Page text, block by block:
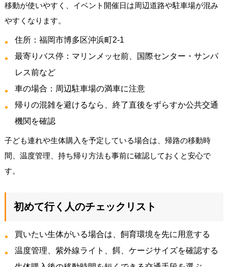
移動が使いやすく、イベント開催日は周辺道路や駐車場が混み
やすくなります。
住所：福岡市博多区沖浜町2-1
最寄りバス停：マリンメッセ前、国際センター・サンパ
レス前など
車の場合：周辺駐車場の満車に注意
帰りの混雑を避けるなら、終了直後をずらすか公共交通
機関を確認
子ども連れや生体購入を予定している場合は、帰路の移動時
間、温度管理、持ち帰り方法も事前に確認しておくと安心で
す。
初めて行く人のチェックリスト
買いたい生体がいる場合は、飼育環境を先に用意する
温度管理、紫外線ライト、餌、ケージサイズを確認する